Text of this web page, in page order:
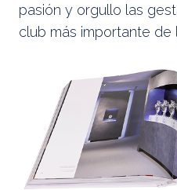
pasión y orgullo las
club más importante de